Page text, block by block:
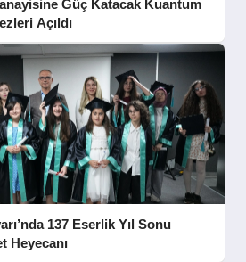
Güç Katacak Kuantum
Açıldı
137 Eserlik Yıl Sonu
Heyecanı